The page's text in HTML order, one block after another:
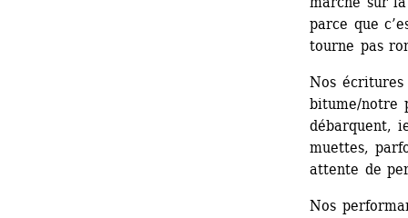
parce que
tourne pas
Nos
bitume/notre
débarquent,
muettes,
attente de
Nos